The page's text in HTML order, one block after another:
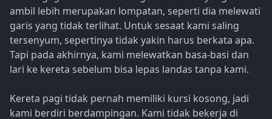
ambil lebih merupakan lompatan, seperti dia melewati
garis yang tidak terlihat. Untuk sesaat kami saling
tersenyum, sepertinya tidak yakin harus berkata apa.
Tapi pada akhirnya, kami melewatkan basa-basi dan
lari ke kereta sebelum bisa lepas landas tanpa kami.
Kereta pagi tidak pernah memiliki kursi kosong, jadi
kami berdiri berdampingan. Kami tidak bekerja di